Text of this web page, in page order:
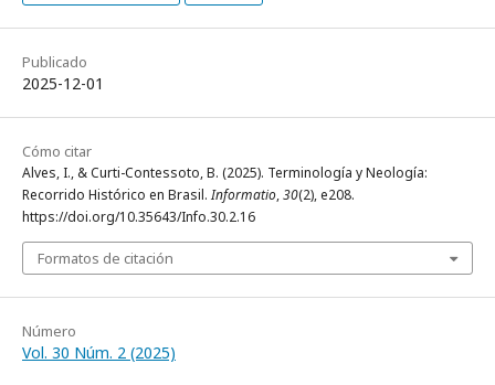
Publicado
2025-12-01
Cómo citar
Alves, I., & Curti-Contessoto, B. (2025). Terminología y Neología:
Recorrido Histórico en Brasil.Informatio,30(2), e208.
https://doi.org/10.35643/Info.30.2.16
Formatos de citación
Número
Vol. 30 Núm. 2 (2025)